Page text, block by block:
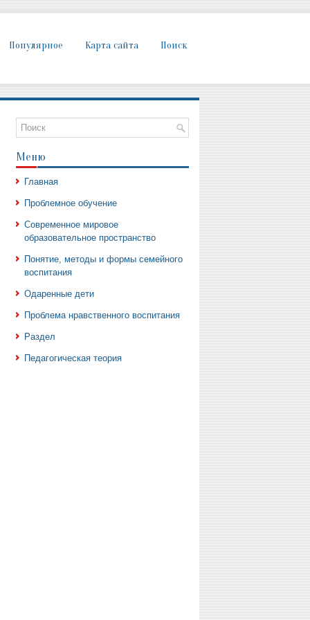
Популярное Карта сайта Поиск
Меню
Главная
Проблемное обучение
Современное мировое
образовательное пространство
Понятие, методы и формы семейного
воспитания
Одаренные дети
Проблема нравственного воспитания
Раздел
Педагогическая теория